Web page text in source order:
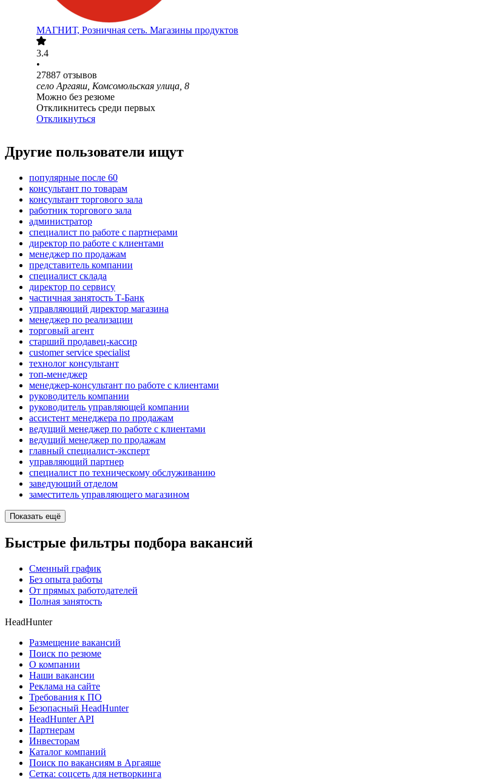
МАГНИТ, Розничная сеть. Магазины продуктов
3.4
•
27887 отзывов
село Аргаяш, Комсомольская улица, 8
Можно без резюме
Откликнитесь среди первых
Откликнуться
Другие пользователи ищут
популярные после 60
консультант по товарам
консультант торгового зала
работник торгового зала
администратор
специалист по работе с партнерами
директор по работе с клиентами
менеджер по продажам
представитель компании
специалист склада
директор по сервису
частичная занятость Т-Банк
управляющий директор магазина
менеджер по реализации
торговый агент
старший продавец-кассир
customer service specialist
технолог консультант
топ-менеджер
менеджер-консультант по работе с клиентами
руководитель компании
руководитель управляющей компании
ассистент менеджера по продажам
ведущий менеджер по работе с клиентами
ведущий менеджер по продажам
главный специалист-эксперт
управляющий партнер
специалист по техническому обслуживанию
заведующий отделом
заместитель управляющего магазином
Показать ещё
Быстрые фильтры подбора вакансий
Сменный график
Без опыта работы
От прямых работодателей
Полная занятость
HeadHunter
Размещение вакансий
Поиск по резюме
О компании
Наши вакансии
Реклама на сайте
Требования к ПО
Безопасный HeadHunter
HeadHunter API
Партнерам
Инвесторам
Каталог компаний
Поиск по вакансиям в Аргаяше
Сетка: соцсеть для нетворкинга